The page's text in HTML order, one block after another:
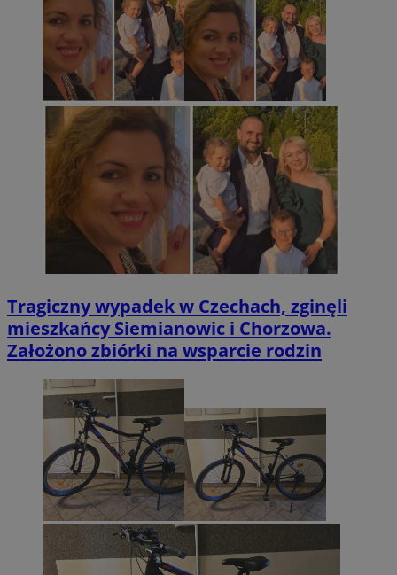
Tragiczny wypadek w Czechach, zginęli
mieszkańcy Siemianowic i Chorzowa.
Założono zbiórki na wsparcie rodzin